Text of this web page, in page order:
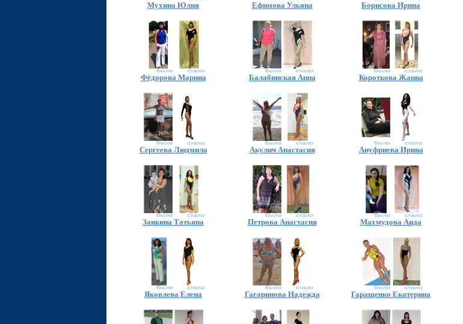
Мухина Юлия Ефимова Ульяна Борисова Ирина
Фёдорова Марина Балабинская Анна Короткова Жанна
Сергеева Людмила Акулич Анастасия Ануфриева Ирина
Заикина Татьяна Петрова Анастасия Махмудова Аида
Яковлева Елена Гагаринова Надежда Гаращенко Екатерина